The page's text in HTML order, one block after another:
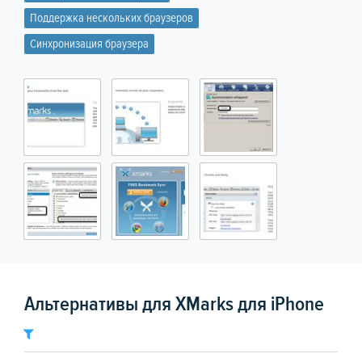
Поддержка нескольких браузеров
Синхронизация браузера
Альтернативы для XMarks для iPhone